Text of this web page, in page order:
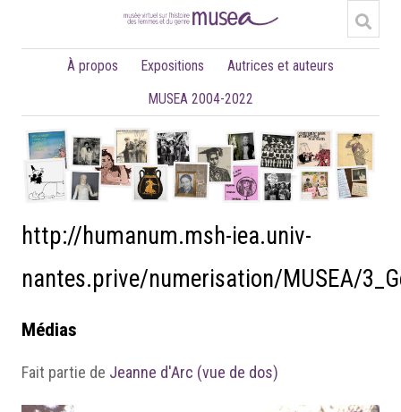
À propos Expositions
Autrices et auteurs
MUSEA 2004-2022
http://humanum.msh-iea.univ-
nantes.prive/numerisation/MUSEA/
Médias
Fait partie de Jeanne d'Arc (vue de dos)